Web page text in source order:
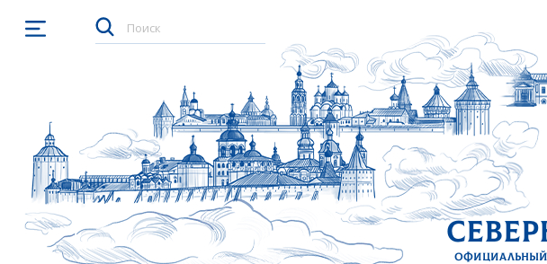
Открыть меню
Официальный